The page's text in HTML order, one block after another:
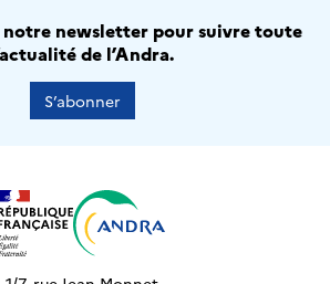
notre newsletter pour suivre toute
de l’Andra.
S’abonner